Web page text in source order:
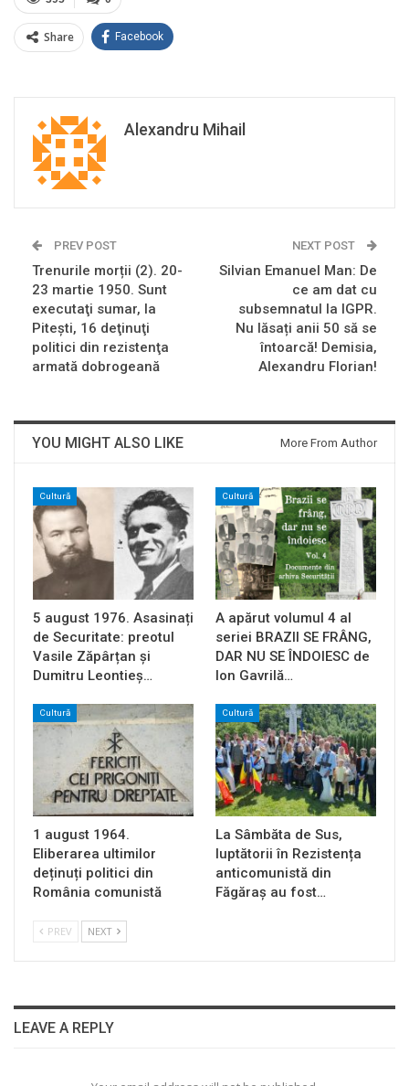
Share Facebook
Alexandru Mihail
PREV POST
Trenurile morții (2). 20-
23 martie 1950. Sunt
executaţi sumar, la
Pitești, 16 deţinuţi
politici din rezistenţa
armată dobrogeană
NEXT POST
Silvian Emanuel Man: De
ce am dat cu
subsemnatul la IGPR.
Nu lăsați anii 50 să se
întoarcă! Demisia,
Alexandru Florian!
YOU MIGHT ALSO LIKE More From Author
Cultură
5 august 1976. Asasinați
de Securitate: preotul
Vasile Zăpârțan și
Dumitru Leontieș…
Cultură
A apărut volumul 4 al
seriei BRAZII SE FRÂNG,
DAR NU SE ÎNDOIESC de
Ion Gavrilă…
Cultură
1 august 1964.
Eliberarea ultimilor
deținuți politici din
România comunistă
Cultură
La Sâmbăta de Sus,
luptătorii în Rezistența
anticomunistă din
Făgăraș au fost…
PREV NEXT
LEAVE A REPLY